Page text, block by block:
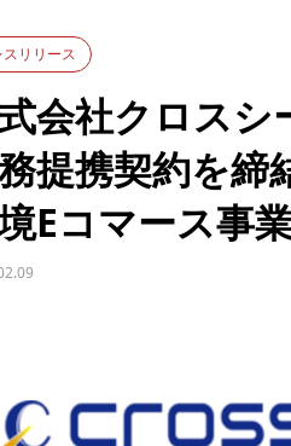
スリリース
会社クロス
提携契約を締
Eコマース事